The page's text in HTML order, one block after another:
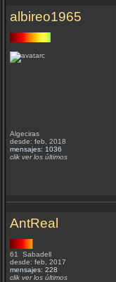
albireo1965
Algeciras
desde: feb, 2018
mensajes: 1036
clik ver los últimos
AntReal
61 Sabadell
desde: feb, 2017
mensajes: 228
clik ver los últimos